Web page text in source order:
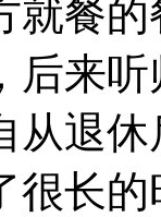
就餐
后来
从退
很长